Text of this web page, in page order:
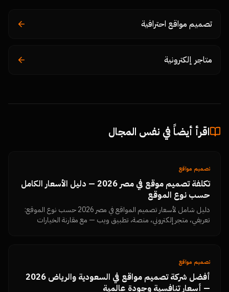
تصميم مواقع احترافية
متاجر إلكترونية
اقرأ أيضاً في نفس المجال
تصميم مواقع
تكلفة تصميم موقع في مصر 2026 — دليل الأسعار الكامل
حسب نوع الموقع
دليل شامل لأسعار تصميم المواقع في مصر 2026 حسب نوع الموقع:
تعريفي، متجر إلكتروني، منصة، تطبيق ويب — مع مقارنة الخيارات
تصميم مواقع
أفضل شركة تصميم مواقع في السعودية والرياض 2026
— أسعار تنافسية وجودة عالمية